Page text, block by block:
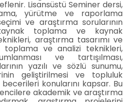
Lisansüstü Seminer dersi,
yürütme ve raporlama
ve araştırma sorularının
toplama ve kaynak
araştırma tasarımı ve
toplama ve analizi teknikleri,
ve tartışılması,
yazılı ve sözlü sunumu,
geliştirilmesi ve topluluk
konularını kapsar. Bu
akademik ve araştırma